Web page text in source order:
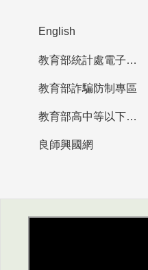
English
教育部統計處電子書櫃
教育部詐騙防制專區
教育部高中等以下學校及幼兒園教師資格檢定考試
良師興國網